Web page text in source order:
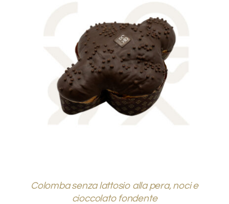
AGGIUNGI AL CARRELLO
/
DETTAGLI
Colomba senza lattosio alla pera, noci e
cioccolato fondente